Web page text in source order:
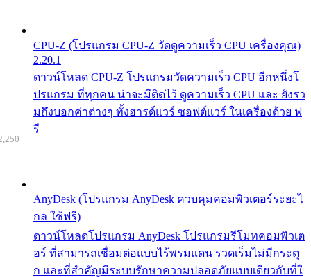
CPU-Z (โปรแกรม CPU-Z วัดดูความเร็ว CPU เครื่องคุณ)
2.20.1
ดาวน์โหลด CPU-Z โปรแกรมวัดความเร็ว CPU อีกหนึ่งโ
ปรแกรม ที่ทุกคน น่าจะมีติดไว้ ดูความเร็ว CPU และ ยังรว
มถึงบอกค่าต่างๆ ทั้งฮารด์แวร์ ซอฟต์แวร์ ในเครื่องด้วย ฟ
รี
AnyDesk (โปรแกรม AnyDesk ควบคุมคอมพิวเตอร์ระยะไ
กล ใช้ฟรี)
ดาวน์โหลดโปรแกรม AnyDesk โปรแกรมรีโมทคอมพิวเต
อร์ ที่สามารถเชื่อมต่อแบบไร้พรมแดน รวดเร็มไม่มีกระตุ
ก และที่สำคัญมีระบบรักษาความปลอดภัยแบบเดียวกับที่ใ